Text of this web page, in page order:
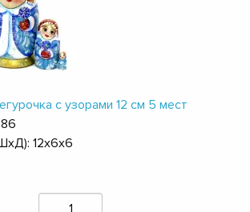
с узорами 12 см 5 мест
12х6х6